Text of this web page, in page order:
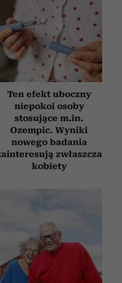
Ten efekt uboczny
niepokoi osoby
stosujące m.in.
Ozempic. Wyniki
nowego badania
zwłaszcza
kobiety